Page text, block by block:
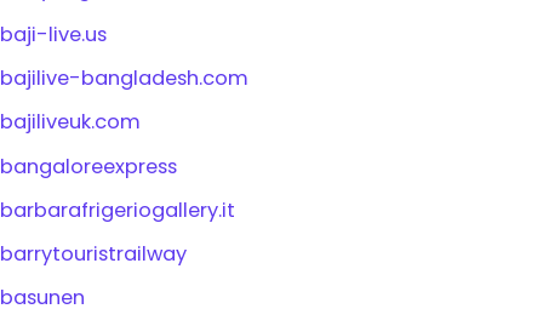
baji-live.us
bajilive-bangladesh.com
bajiliveuk.com
bangaloreexpress
barbarafrigeriogallery.it
barrytouristrailway
basunen